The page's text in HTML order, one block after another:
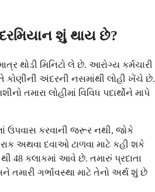
શું થાય છે?
થોડી મિનિટો લે છે. આરોગ્ય કર્મચારી
કોણીની અંદરની નસમાંથી લોહી ખેંચે છે.
તમારા લોહીમાં વિવિધ પદાર્થોને માપે
ઉપવાસ કરવાની જરૂર નથી, જોકે
અથવા દવાઓ ટાળવા માટે કહી શકે
થી 48 કલાકમાં આવે છે. તમારું પ્રદાતા
તમારી ગર્ભાવસ્થા માટે તેનો અર્થ શું છે